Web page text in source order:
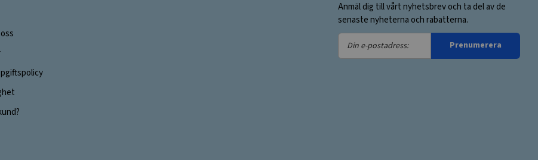
Anmäl dig till vårt nyhetsbrev och ta del av de
senaste nyheterna och rabatterna.
Din
e-
Prenumerera